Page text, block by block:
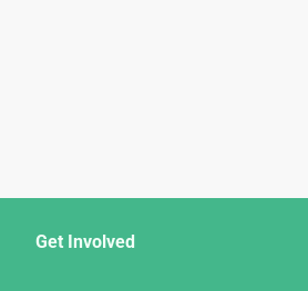
Get Involved